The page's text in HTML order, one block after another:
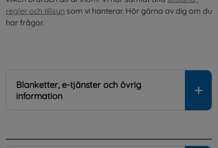
regler och tillsyn som vi hanterar. Hör gärna av dig om du
har frågor.
Blanketter, e-tjänster och övrig
information